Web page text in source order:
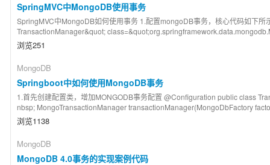
SpringMVC中MongoDB使用事务
SpringMVC中MongoDB如何使用事务 1.配置mongoDB事务，核心代码如下
TransactionManager&quot;
浏览251
MongoDB
Springboot中如何使用MongoDB事务
1.首先创建配置类，增加MONGODB事务配置 @Configuration public class
nbsp; MongoTransactionManager transactionManager(MongoDbFactory
浏览1138
MongoDB
MongoDB 4.0事务的实现案例代码